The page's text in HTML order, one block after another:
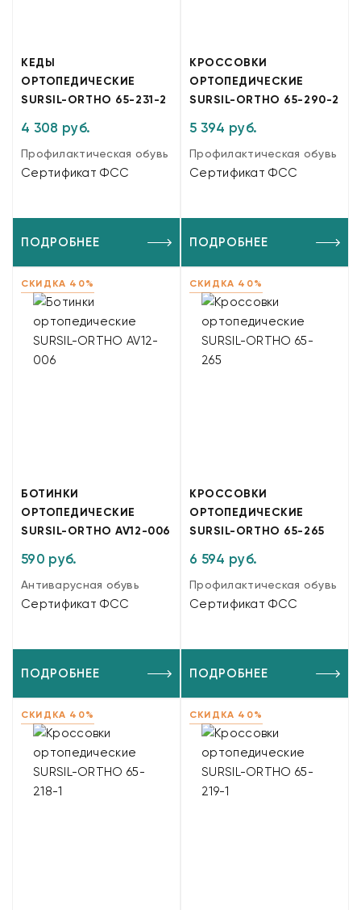
КЕДЫ
ОРТОПЕДИЧЕСКИЕ
SURSIL-ORTHO 65-231-2
4 308 руб.
Профилактическая обувь
Сертификат ФСС
ПОДРОБНЕЕ
КРОССОВКИ
ОРТОПЕДИЧЕСКИЕ
SURSIL-ORTHO 65-290-2
5 394 руб.
Профилактическая обувь
Сертификат ФСС
ПОДРОБНЕЕ
СКИДКА 40%
БОТИНКИ
ОРТОПЕДИЧЕСКИЕ
SURSIL-ORTHO AV12-006
590 руб.
Антиварусная обувь
Сертификат ФСС
ПОДРОБНЕЕ
СКИДКА 40%
КРОССОВКИ
ОРТОПЕДИЧЕСКИЕ
SURSIL-ORTHO 65-265
6 594 руб.
Профилактическая обувь
Сертификат ФСС
ПОДРОБНЕЕ
СКИДКА 40% СКИДКА 40%